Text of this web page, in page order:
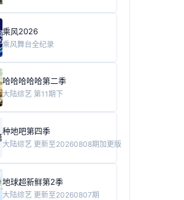
乘风2026
乘风舞台全纪录
哈哈哈哈哈第二季
大陆综艺 第11期下
种地吧第四季
大陆综艺 更新至20260808期加更版
地球超新鲜第2季
大陆综艺 更新至20260807期